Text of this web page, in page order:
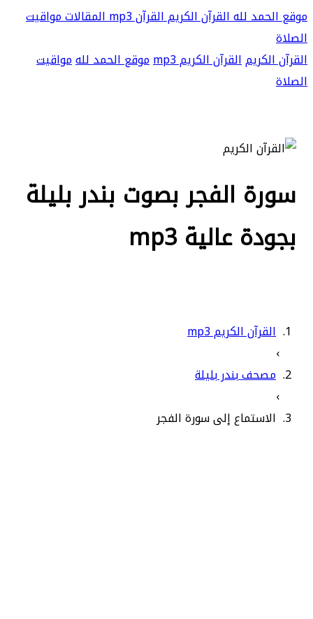
موقع الحمد للهالقرآن الكريمالقرآن mp3 المقالاتمواقيت
الصلاة
القرآن الكريمالقرآن الكريم mp3 موقع الحمد للهمواقيت
الصلاة
سورة الفجر بصوت بندر بليلة
بجودة عالية mp3
القرآن الكريم mp3
›
مصحف بندر بليلة
›
الاستماع إلى سورة الفجر